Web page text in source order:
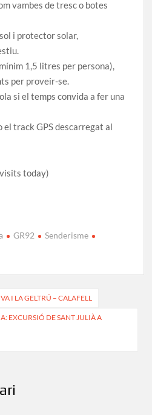
vambes de tresc o botes
i protector solar,
1,5 litres per persona),
per proveir-se.
si el temps convida a fer una
el track GPS descarregat al
today)
GR92
Senderisme
I LA GELTRÚ – CALAFELL
EXCURSIÓ DE SANT JULIÀ A